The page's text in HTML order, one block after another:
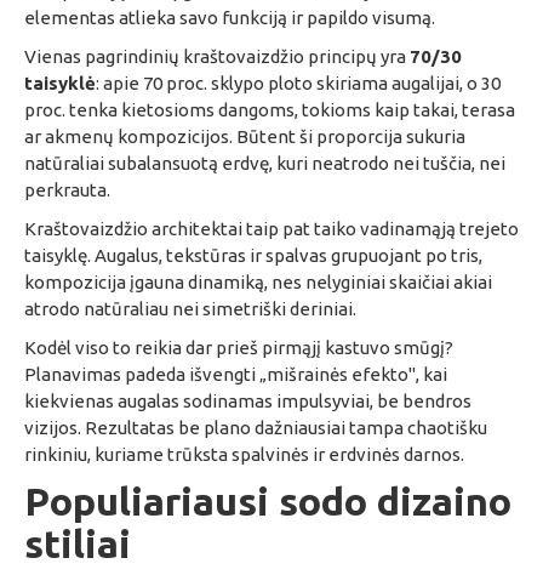
elementas atlieka savo funkciją ir papildo visumą.
Vienas pagrindinių kraštovaizdžio principų yra 70/30
taisyklė: apie 70 proc. sklypo ploto skiriama augalijai, o 30
proc. tenka kietosioms dangoms, tokioms kaip takai, terasa
ar akmenų kompozicijos. Būtent ši proporcija sukuria
natūraliai subalansuotą erdvę, kuri neatrodo nei tuščia, nei
perkrauta.
Kraštovaizdžio architektai taip pat taiko vadinamąją trejeto
taisyklę. Augalus, tekstūras ir spalvas grupuojant po tris,
kompozicija įgauna dinamiką, nes nelyginiai skaičiai akiai
atrodo natūraliau nei simetriški deriniai.
Kodėl viso to reikia dar prieš pirmąjį kastuvo smūgį?
Planavimas padeda išvengti „mišrainės efekto", kai
kiekvienas augalas sodinamas impulsyviai, be bendros
vizijos. Rezultatas be plano dažniausiai tampa chaotišku
rinkiniu, kuriame trūksta spalvinės ir erdvinės darnos.
Populiariausi sodo dizaino
stiliai